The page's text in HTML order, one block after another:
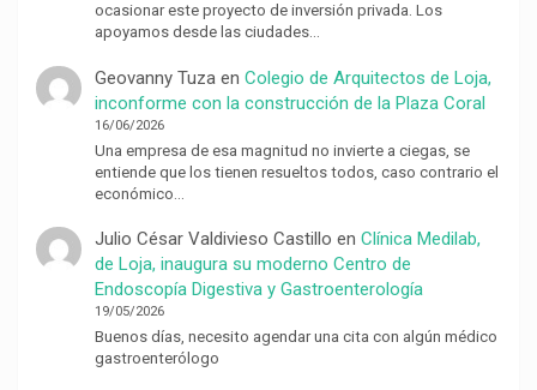
ocasionar este proyecto de inversión privada. Los
apoyamos desde las ciudades…
Geovanny Tuzaen Colegio de Arquitectos de Loja,
inconforme con la construcción de la Plaza Coral
16/06/2026
Una empresa de esa magnitud no invierte a ciegas, se
entiende que los tienen resueltos todos, caso contrario el
económico…
Julio César Valdivieso Castillo en Clínica Medilab,
de Loja, inaugura su moderno Centro de
Endoscopía Digestiva y Gastroenterología
19/05/2026
Buenos días, necesito agendar una cita con algún médico
gastroenterólogo